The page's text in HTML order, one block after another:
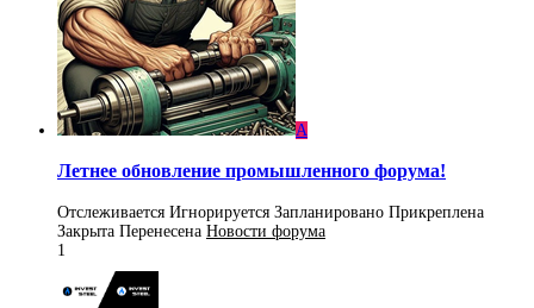
A
Летнее обновление промышленного форума!
Отслеживается Игнорируется Запланировано Прикреплена
Закрыта Перенесена Новости форума
1